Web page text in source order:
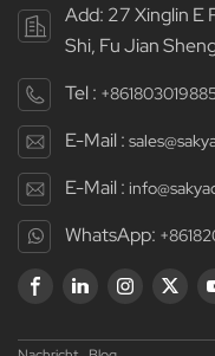
Add: 27 Xinglin E
Shi, Fu Jian
Tel :
E-Mail :
E-Mail :
WhatsApp: